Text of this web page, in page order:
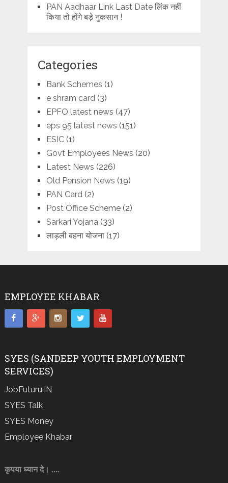
PAN Aadhaar Link Last Date लिंक नहीं
किया तो होंगे बड़े नुकसान !
Categories
Bank Schemes (1)
e shram card(3)
EPFO latest news (47)
eps 95 latest news (151)
ESIC(1)
Govt Employees News (20)
Latest News (226)
Old Pension News (19)
PAN Card(2)
Post Office Scheme(2)
Sarkari Yojana(33)
लाड़ली बहना योजना(17)
EMPLOYEE KHABAR
SYES (SANDEEP YOUTH EMPLOYMENT
SERVICES)
JobFuturu.IN
SYES Talk
SYES Money
Employee Khabar
कृपया ध्यान दे। ....